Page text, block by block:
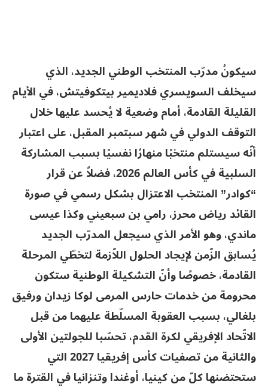
سيكونُ مدرّب المنتخب الوطني الجديد، الذي
سيخلف السويسري فلاديمير بيتكوفيتش، في الأيام
القليلة القادمة، أمام وضعية لا يُحسد عليها خلال
التوقف الدولي في شهر سبتمبر المقبل، على اعتبار
أنّه سيستلم منتخبًا منهارًا نفسيًا بسبب المشاركة
السلبية في كأس العالم 2026، فضلاً عن قرار
“كوادر” المنتخب الاعتزال بشكل رسمي في صورة
القائد رياض محرز، رامي بن سبعيني وكذا عيسى
ماندي، وهو الأمر الذي سيجعل المدرّب الجديد
يُسابق الزّمن لإيجاد الحلول اللاّزمة لتخطّي المرحلة
القادمة، خصوصًا وأنّ التشكيلة الوطنية ستكون
محرومة من خدمات حارس المرمى لوكا زيدان ورفيق
بلغالي، بسبب العقوبة المسلّطة عليهما من قبل
الاتّحاد الإفريقي لكرة القدم، تحسّبا للجولتين الأولى
والثانية من تصفيات كأس إفريقيا 2027 التي
ستحتضنها كلّ من كينيا، أوغندا وتنزانيا في القترة ما